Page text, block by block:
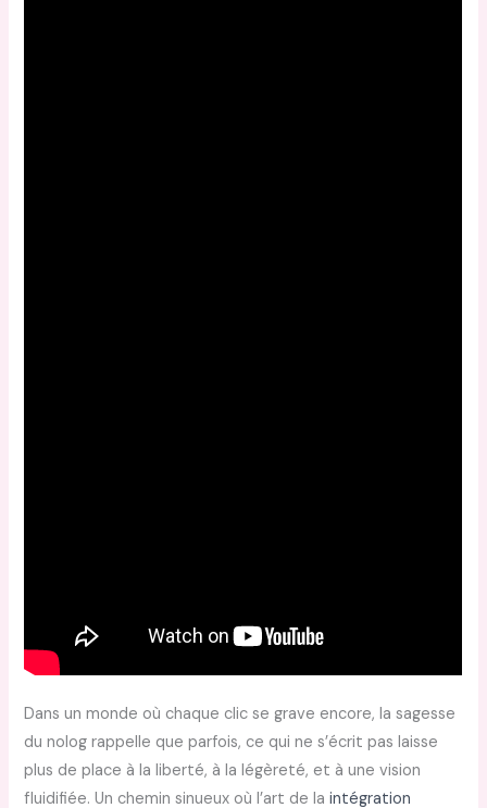
Dans un monde où chaque clic se grave encore, la sagesse
du nolog rappelle que parfois, ce qui ne s’écrit pas laisse
plus de place à la liberté, à la légèreté, et à une vision
fluidifiée. Un chemin sinueux où l’art de laintégration